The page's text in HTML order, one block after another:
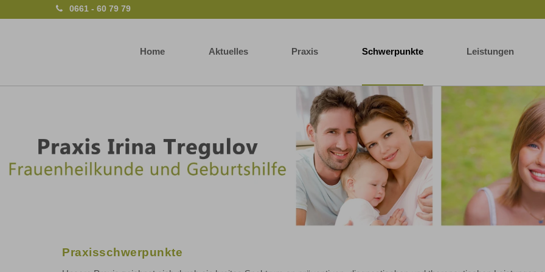
0661 - 60 79 79
Home Aktuelles Praxis Schwerpunkte Leistungen
Praxisschwerpunkte